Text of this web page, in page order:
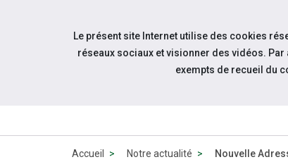
Aller au contenu
Accueil Notre actualité Nouvelle
Le présent site Internet utilise des cookies
réseaux sociaux et visionner des vidéos.
exempts de recueil du